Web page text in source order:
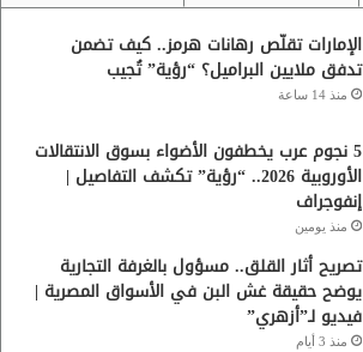
الإمارات تقلّص رهانات هرمز.. كيف تضمن
تدفق ملايين البراميل؟ “رؤية” تُجيب
منذ 14 ساعة
5 نجوم عرب يخطفون الأضواء بسوق الانتقالات
الأوروبية 2026.. “رؤية” تكشف التفاصيل |
إنفوجراف
منذ يومين
تصريح أثار القلق.. مسؤول بالغرفة التجارية
يوضح حقيقة غش البن في الأسواق المصرية |
فيديو لـ”أزهري”
منذ 3 أيام